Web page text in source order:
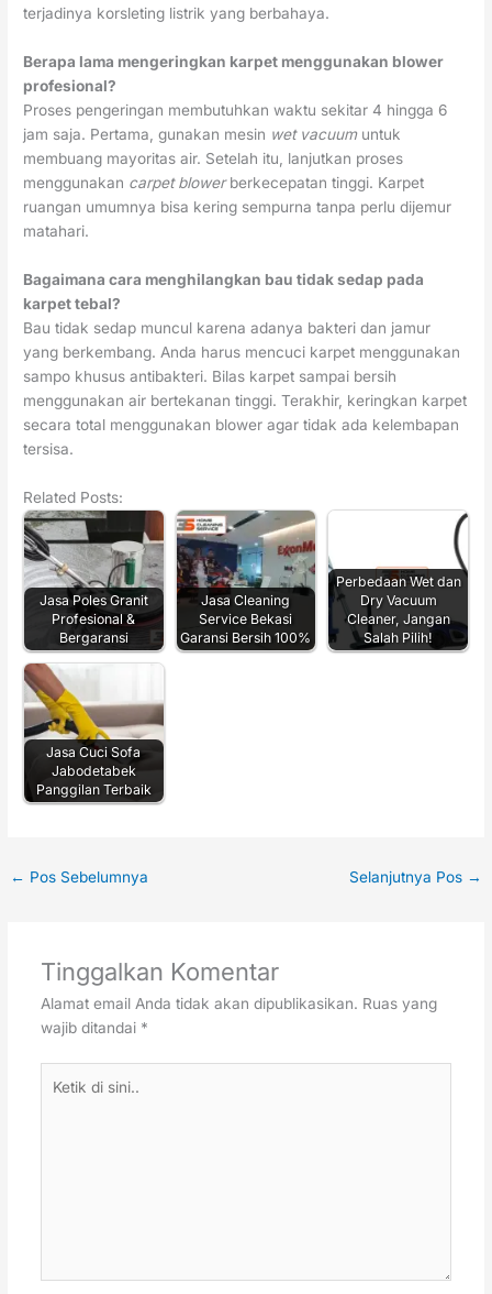
terjadinya korsleting listrik yang berbahaya.
Berapa lama mengeringkan karpet menggunakan blower
profesional?
Proses pengeringan membutuhkan waktu sekitar 4 hingga 6
jam saja. Pertama, gunakan mesin wet vacuumuntuk
membuang mayoritas air. Setelah itu, lanjutkan proses
menggunakan carpet blowerberkecepatan tinggi. Karpet
ruangan umumnya bisa kering sempurna tanpa perlu dijemur
matahari.
Bagaimana cara menghilangkan bau tidak sedap pada
karpet tebal?
Bau tidak sedap muncul karena adanya bakteri dan jamur
yang berkembang. Anda harus mencuci karpet menggunakan
sampo khusus antibakteri. Bilas karpet sampai bersih
menggunakan air bertekanan tinggi. Terakhir, keringkan karpet
secara total menggunakan blower agar tidak ada kelembapan
tersisa.
Related Posts:
Jasa Poles Granit
Profesional &
Bergaransi
Jasa Cleaning
Service Bekasi
Garansi Bersih 100%
Perbedaan Wet dan
Dry Vacuum
Cleaner, Jangan
Salah Pilih!
Jasa Cuci Sofa
Jabodetabek
Panggilan Terbaik
← Pos Sebelumnya Selanjutnya Pos →
Tinggalkan Komentar
Alamat email Anda tidak akan dipublikasikan. Ruas yang
wajib ditandai *